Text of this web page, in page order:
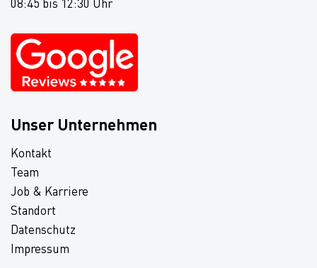
08:45 bis 12:30 Uhr
Unser Unternehmen
Kontakt
Team
Job & Karriere
Standort
Datenschutz
Impressum